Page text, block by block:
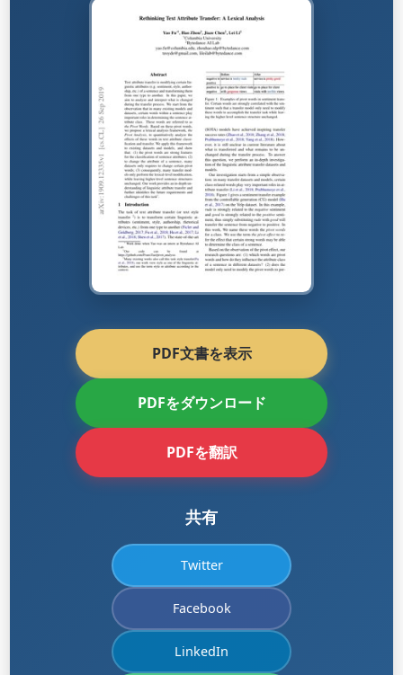
PDF文書を表示
PDFをダウンロード
PDFを翻訳
共有
Twitter
Facebook
LinkedIn